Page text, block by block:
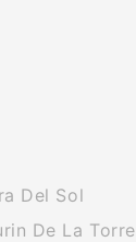
Del Sol
De La Torre